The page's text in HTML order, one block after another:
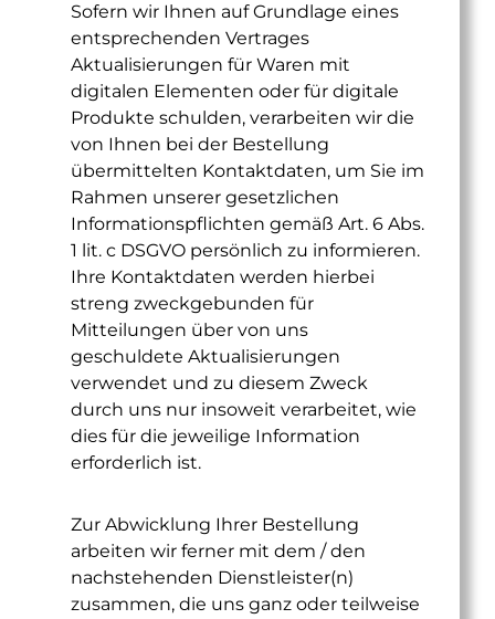
Sofern wir Ihnen auf Grundlage eines
entsprechenden Vertrages
Aktualisierungen für Waren mit
digitalen Elementen oder für digitale
Produkte schulden, verarbeiten wir die
von Ihnen bei der Bestellung
übermittelten Kontaktdaten, um Sie im
Rahmen unserer gesetzlichen
Informationspflichten gemäß Art. 6 Abs.
1 lit. c DSGVO persönlich zu informieren.
Ihre Kontaktdaten werden hierbei
streng zweckgebunden für
Mitteilungen über von uns
geschuldete Aktualisierungen
verwendet und zu diesem Zweck
durch uns nur insoweit verarbeitet, wie
dies für die jeweilige Information
erforderlich ist.
Zur Abwicklung Ihrer Bestellung
arbeiten wir ferner mit dem / den
nachstehenden Dienstleister(n)
zusammen, die uns ganz oder teilweise